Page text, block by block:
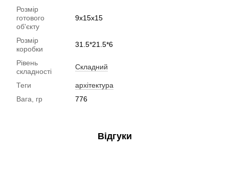
Розмір
готового
об'єкту
9x15x15
Розмір
коробки
31.5*21.5*6
Рівень
складності
Складний
Теги
архітектура
Вага, гр
776
Відгуки